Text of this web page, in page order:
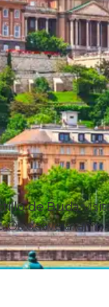
de Buda
. Os